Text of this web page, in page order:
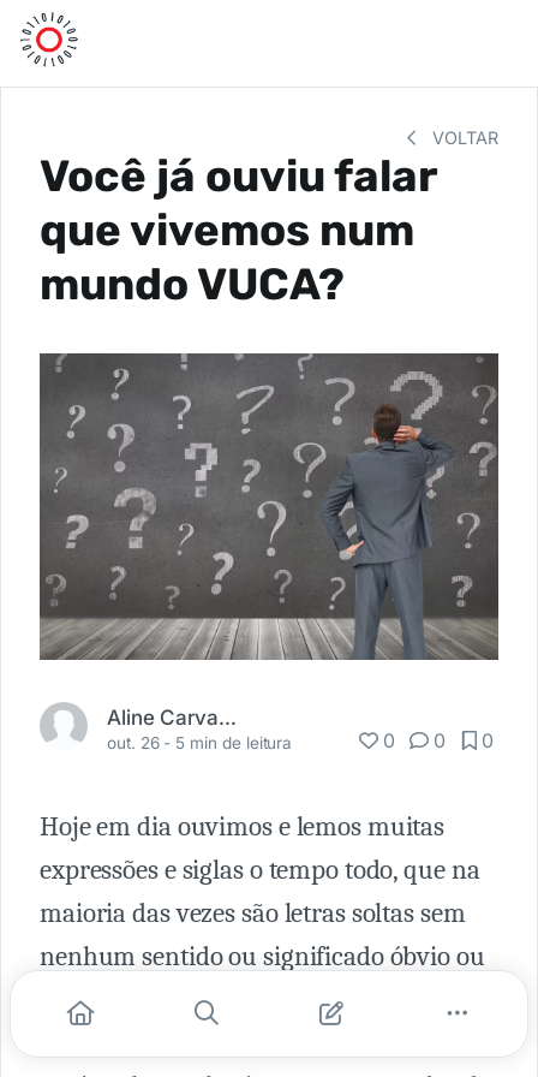
VOLTAR
Você já ouviu falar
que vivemos num
mundo VUCA?
Aline Carvalho Bassoi
out. 26 - 5 min de leitura 0 0 0
Hoje em dia ouvimos e lemos muitas
expressões e siglas o tempo todo, que na
maioria das vezes são letras soltas sem
nenhum sentido ou significado óbvio ou
são nomes em inglês que também não